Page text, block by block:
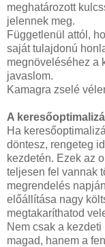
meghatározott
jelennek meg.
Függetlenül attól,
saját tulajdonú
megnöveléséhez a
javaslom.
Kamagra zselé
A
Ha
döntesz, rengeteg
kezdetén. Ezek az
teljesen fel vannak
megrendelés
előállítása nagy
megtakaríthatod
Nem csak a
magad, hanem a